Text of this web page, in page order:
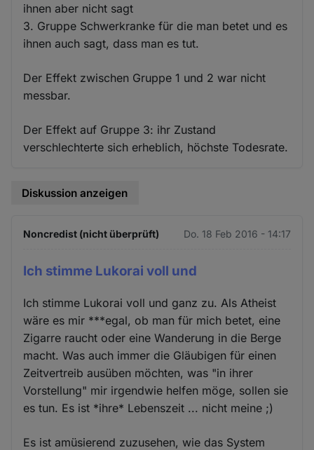
ihnen aber nicht sagt
3. Gruppe Schwerkranke für die man betet und es
ihnen auch sagt, dass man es tut.
Der Effekt zwischen Gruppe 1 und 2 war nicht
messbar.
Der Effekt auf Gruppe 3: ihr Zustand
verschlechterte sich erheblich, höchste Todesrate.
Diskussion anzeigen
Noncredist (nicht überprüft) Do. 18 Feb 2016 - 14:17
Ich stimme Lukorai voll und
Ich stimme Lukorai voll und ganz zu. Als Atheist
wäre es mir ***egal, ob man für mich betet, eine
Zigarre raucht oder eine Wanderung in die Berge
macht. Was auch immer die Gläubigen für einen
Zeitvertreib ausüben möchten, was "in ihrer
Vorstellung" mir irgendwie helfen möge, sollen sie
es tun. Es ist *ihre* Lebenszeit ... nicht meine ;)
Es ist amüsierend zuzusehen, wie das System